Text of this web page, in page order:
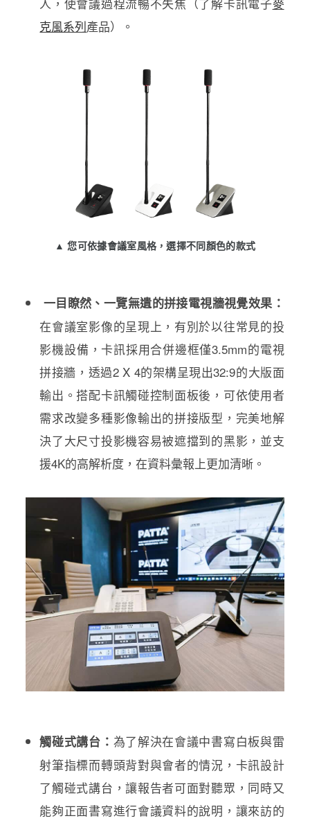
克風系列產品）。
▲ 您可依據會議室風格，選擇不同顏色的款式
一目瞭然、一覽無遺的拼接電視牆視覺效果：
在會議室影像的呈現上，有別於以往常見的投
影機設備，卡訊採用合併邊框僅3.5mm的電視
拼接牆，透過2 X 4的架構呈現出32:9的大版面
輸出。搭配卡訊觸碰控制面板後，可依使用者
需求改變多種影像輸出的拼接版型，完美地解
決了大尺寸投影機容易被遮擋到的黑影，並支
援4K的高解析度，在資料彙報上更加清晰。
觸碰式講台： 為了解決在會議中書寫白板與雷
射筆指標而轉頭背對與會者的情況，卡訊設計
了觸碰式講台，讓報告者可面對聽眾，同時又
能夠正面書寫進行會議資料的說明，讓來訪的